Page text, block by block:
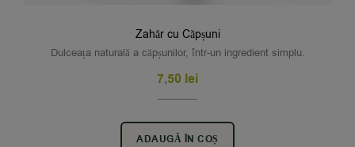
Zahăr cu Căpșuni
Dulceața naturală a căpșunilor, într-un ingredient simplu.
7,50 lei
ADAUGĂ ÎN COȘ